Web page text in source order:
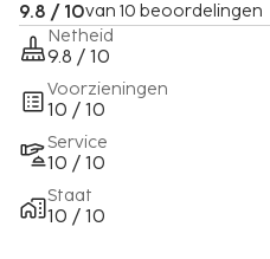
9.8 / 10van 10 beoordelingen
Netheid
9.8 / 10
Voorzieningen
10 / 10
Service
10 / 10
Staat
10 / 10